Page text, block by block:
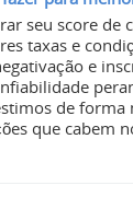
seu score de
taxas e
e
de forma
que cabem